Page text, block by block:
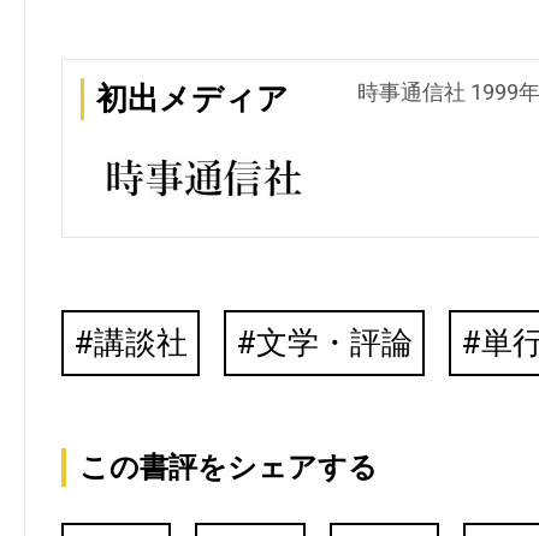
初出メディア 時事通信社 1999
講談社 文学・評論 単
この書評をシェアする